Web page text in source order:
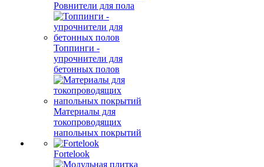
Ровнители для пола
Топпинги -
упрочнители для
бетонных полов
Материалы для
токопроводящих
напольных покрытий
Fortelook